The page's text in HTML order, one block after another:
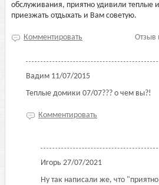
обслуживания, приятно удивили теплые
приезжать отдыхать и Вам советую.
Отзыв
Комментировать
Вадим 11/07/2015
Теплые домики 07/07??? о чем вы?!
Комментировать
Игорь 27/07/2021
Ну так написали же, что